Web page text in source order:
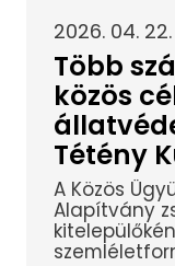
2026. 04.
Több
közös
Tétény
A Közös
Alapítvány